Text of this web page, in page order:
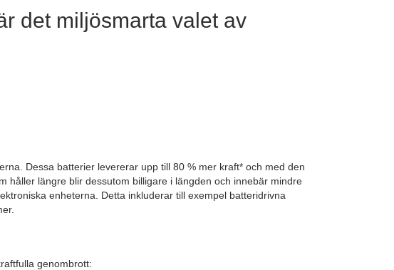
det miljösmarta valet av
Dessa batterier levererar upp till 80 % mer kraft* och med den
håller längre blir dessutom billigare i längden och innebär mindre
enheterna. Detta inkluderar till exempel batteridrivna
genombrott: